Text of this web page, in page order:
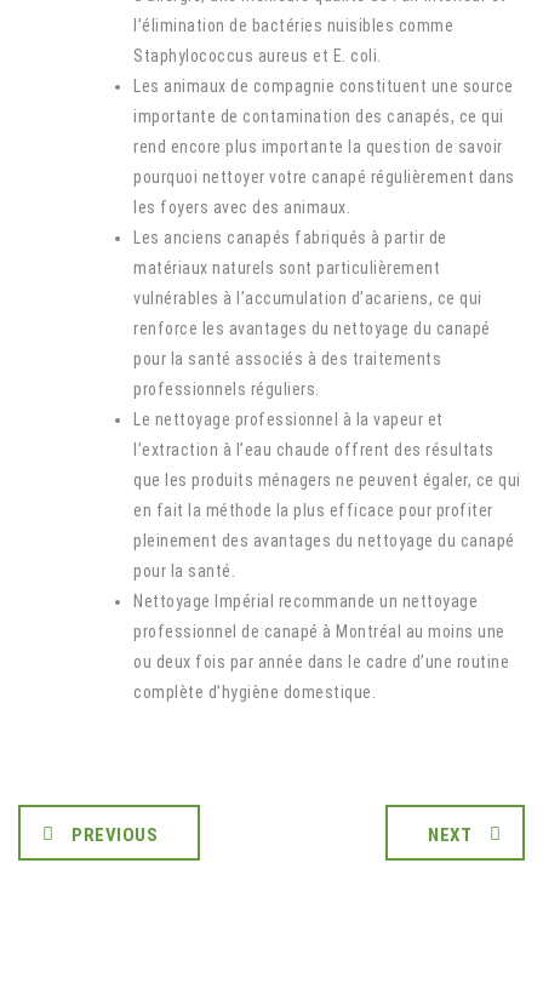
l’élimination de bactéries nuisibles comme
Staphylococcus aureus et E. coli.
Les animaux de compagnie constituent une source
importante de contamination des canapés, ce qui
rend encore plus importante la question de savoir
pourquoi nettoyer votre canapé régulièrement dans
les foyers avec des animaux.
Les anciens canapés fabriqués à partir de
matériaux naturels sont particulièrement
vulnérables à l’accumulation d’acariens, ce qui
renforce les avantages du nettoyage du canapé
pour la santé associés à des traitements
professionnels réguliers.
Le nettoyage professionnel à la vapeur et
l’extraction à l’eau chaude offrent des résultats
que les produits ménagers ne peuvent égaler, ce qui
en fait la méthode la plus efficace pour profiter
pleinement des avantages du nettoyage du canapé
pour la santé.
Nettoyage Impérial recommande un nettoyage
professionnel de canapé à Montréal au moins une
ou deux fois par année dans le cadre d’une routine
complète d’hygiène domestique.
PREVIOUS NEXT